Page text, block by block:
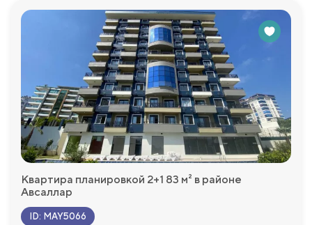
Квартира планировкой 2+1 83 м² в районе
Авсаллар
ID: MAY5066